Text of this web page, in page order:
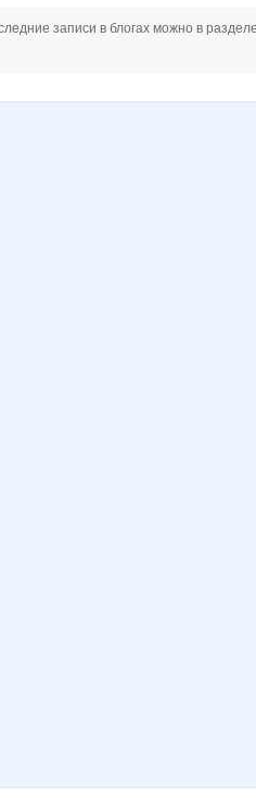
НАТАЛИ ТРИКОТАЖ Семеро-По-Лавкам Светлая Луна
записи в блогах можно в разделе